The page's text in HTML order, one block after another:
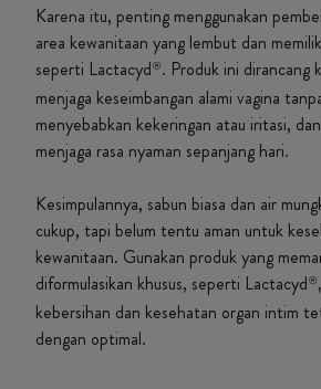
Karena itu, penting menggunakan
area kewanitaan yang lembut dan
seperti Lactacyd®. Produk ini dirancang
menjaga keseimbangan alami vagina
menyebabkan kekeringan atau iritasi,
menjaga rasa nyaman sepanjang hari.
Kesimpulannya, sabun biasa dan air
cukup, tapi belum tentu aman untuk
kewanitaan. Gunakan produk yang
diformulasikan khusus, seperti Lactacyd®
kebersihan dan kesehatan organ intim
dengan optimal.